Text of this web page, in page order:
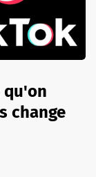
qu'on
change